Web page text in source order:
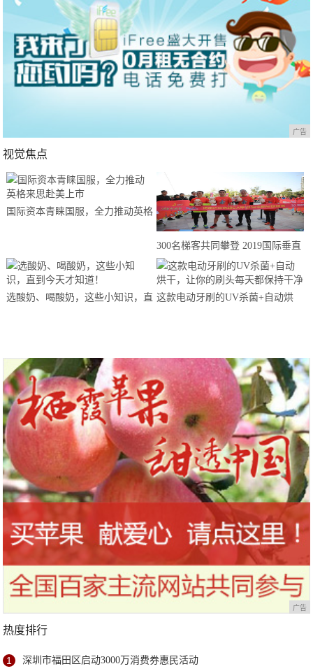
广告
视觉焦点
国际资本青睐国服，全力推动英格
300名梯客共同攀登 2019国际垂直
马拉松超级精英赛顺德海骏达中心
站欢乐开跑
选酸奶、喝酸奶，这些小知识，直 这款电动牙刷的UV杀菌+自动烘
广告
热度排行
1 深圳市福田区启动3000万消费券惠民活动